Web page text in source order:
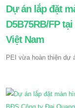
Dự án lắp đặt
D5B75RB/FP
Việt Nam
PEI vừa hoàn thiện dự